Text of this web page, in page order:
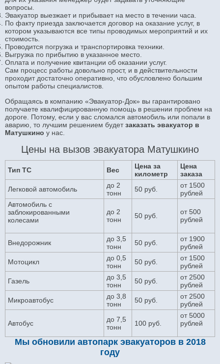
вопросы.
Эвакуатор выезжает и прибывает на место в течении часа.
По факту приезда заключается договор на оказание услуг, в
котором указываются все типы проводимых мероприятий и их
стоимость.
Проводится погрузка и транспортировка техники.
Выгрузка по прибытию в указанное место.
Оплата и получение квитанции об оказании услуг.
Сам процесс работы довольно прост, и в действительности
проходит достаточно оперативно, что обусловлено большим
опытом работы специалистов.
Обращаясь в компанию «Эвакуатор-Док» вы гарантировано
получаете квалифицированную помощь в решении проблем на
дороге. Потому, если у вас сломался автомобиль или попали в
аварию, то лучшим решением будетзаказать эвакуатор в
Матушкино у нас.
Цены на вызов эвакуатора Матушкино
Тип ТС Вес
Цена за
километр
Цена
заказа
Легковой автомобиль
до 2
тонн
50 руб.
от 1500
рублей
Автомобиль с
заблокированными
колесами
до 2
тонн
50 руб.
от 500
рублей
Внедорожник
до 3,5
тонн
50 руб.
от 1900
рублей
Мотоцикл
до 0,5
тонн
50 руб.
от 1500
рублей
Газель
до 3,5
тонн
50 руб.
от 2500
рублей
Микроавтобус
до 3,8
тонн
50 руб.
от 2500
рублей
Автобус
до 7,5
тонн
100 руб.
от 5000
рублей
Мы обновили автопарк эвакуаторов в 2018
году